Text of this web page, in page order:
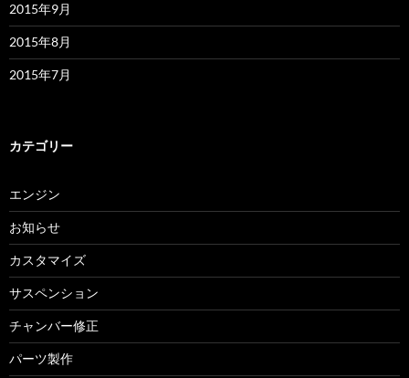
2015年9月
2015年8月
2015年7月
カテゴリー
エンジン
お知らせ
カスタマイズ
サスペンション
チャンバー修正
パーツ製作